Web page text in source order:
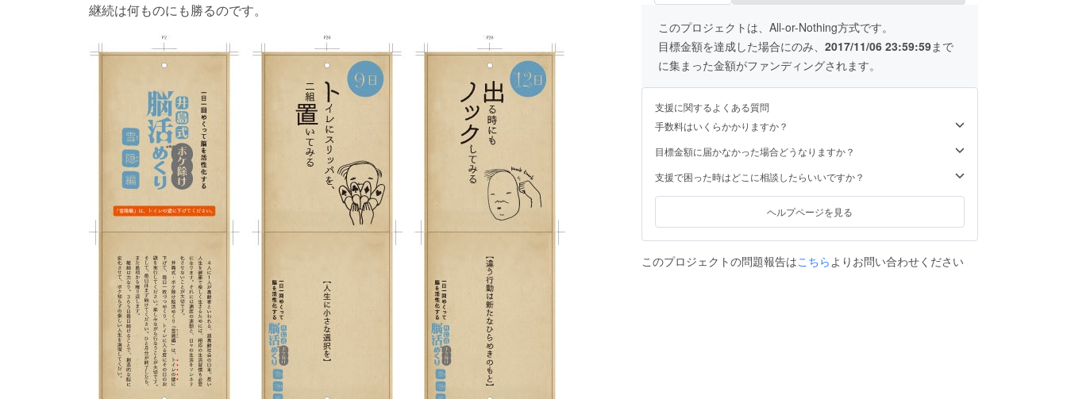
継続は何ものにも勝るのです。
このプロジェクトは、All-or-Nothing方式です。
目標金額を達成した場合にのみ、 2017/11/06 23:59:59まで
に集まった金額がファンディングされます。
支援に関するよくある質問
手数料はいくらかかりますか？
目標金額に届かなかった場合どうなりますか？
支援で困った時はどこに相談したらいいですか？
ヘルプページを見る
このプロジェクトの問題報告はこちらよりお問い合わせください